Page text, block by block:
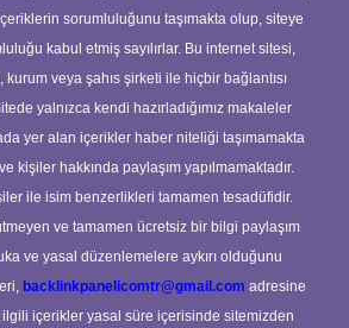
sorumluluğunu taşımakta olup, siteye
kabul etmiş sayılırlar. Bu internet sitesi,
veya şahıs şirketi ile hiçbir bağlantısı
yalnızca kendi hazırladığımız makaleler
yer alan içerikler haber niteliği taşımamakta
kişiler hakkında paylaşım yapılmamaktadır.
ile isim benzerlikleri tamamen tesadüfidir.
ve tamamen ücretsiz bir bilgi paylaşım
ve yasal düzenlemelere aykırı olduğunu
backlinkpanelicomtr@gmail.com adresine
içerikler yasal süre içerisinde sitemizden